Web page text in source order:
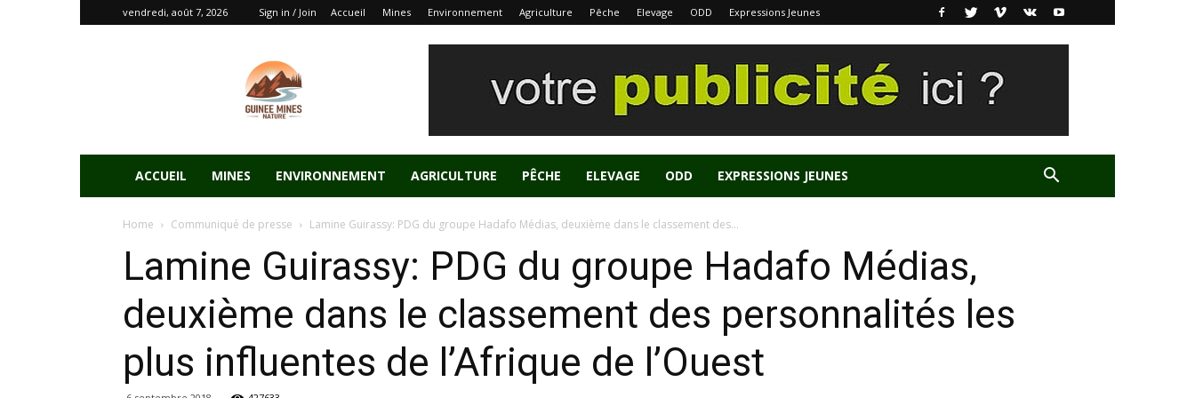
vendredi, août 7, 2026 Sign in / Join Accueil Mines Environnement Agriculture Pêche Elevage ODD Expressions Jeunes
ACCUEIL MINES ENVIRONNEMENT AGRICULTURE PÊCHE ELEVAGE ODD EXPRESSIONS JEUNES
Home Communiqué de presse Lamine Guirassy: PDG du groupe Hadafo Médias, deuxième dans le classement des...
Lamine Guirassy: PDG du groupe Hadafo Médias,
deuxième dans le classement des personnalités les
plus influentes de l’Afrique de l’Ouest